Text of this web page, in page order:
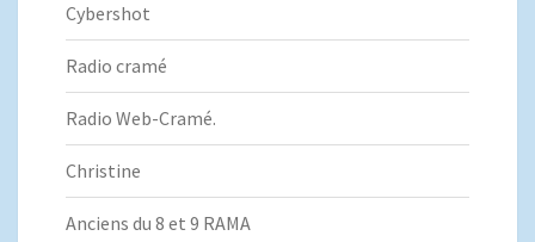
Cybershot
Radio cramé
Radio Web-Cramé.
Christine
Anciens du 8 et 9 RAMA